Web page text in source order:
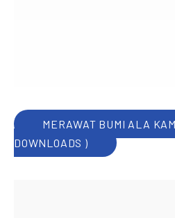
MERAWAT BUMI ALA
DOWNLOADS )